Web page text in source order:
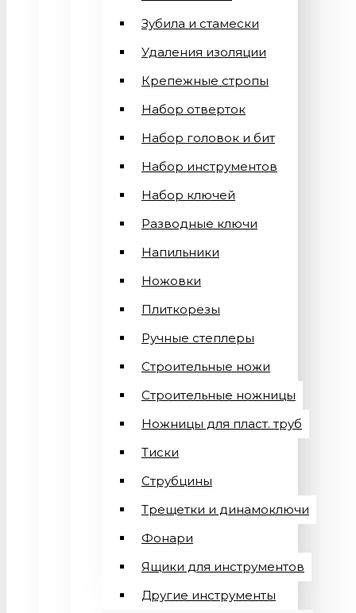
Зубила и стамески
Удаления изоляции
Крепежные стропы
Набор отверток
Набор головок и бит
Набор инструментов
Набор ключей
Разводные ключи
Напильники
Ножовки
Плиткорезы
Ручные степлеры
Строительные ножи
Строительные ножницы
Ножницы для пласт. труб
Тиски
Струбцины
Трещетки и динамоключи
Фонари
Ящики для инструментов
Другие инструменты